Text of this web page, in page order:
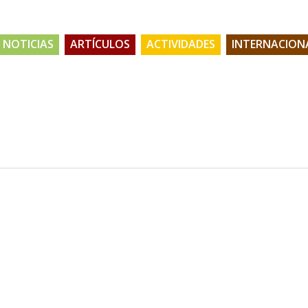
NOTICIAS ARTÍCULOS ACTIVIDADES